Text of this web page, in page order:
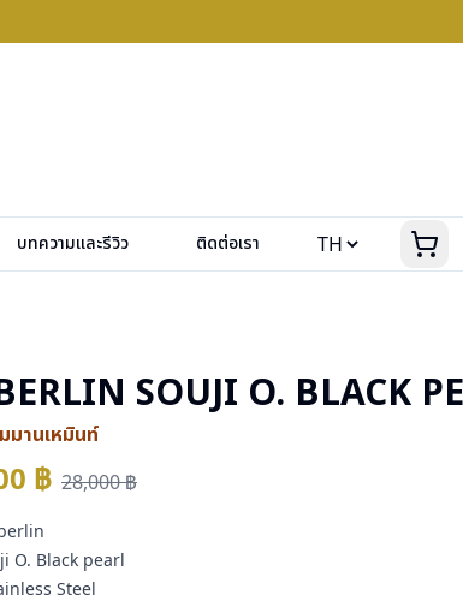
บทความและรีวิว ติดต่อเรา
SOUJI O. BLACK
มานเหมินท์
฿ 28,000฿
O. Black pearl
Steel